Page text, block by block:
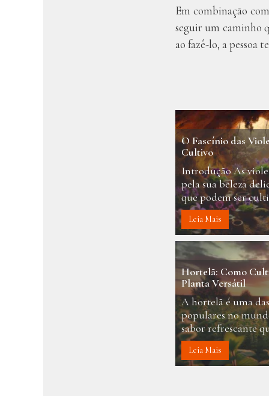
Em combinação
seguir um caminho
ao fazê-lo, a pessoa
O Fascínio das
Cultivo
Introdução As
pela sua beleza
que podem ser
Leia Mais
Hortelã: Como
Planta Versátil
A hortelã é uma
populares no
sabor refrescante
Leia Mais